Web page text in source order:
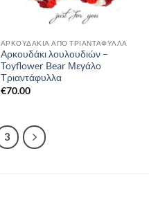
AΡΚΟΥΔΆΚΙΑ ΑΠΌ ΤΡΙΑΝΤΆΦΥΛΛΑ
Αρκουδάκι λουλουδιών –
Toyflower Bear Μεγάλο
Τριαντάφυλλα
€70.00
3